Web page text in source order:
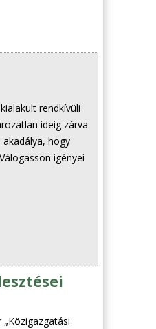
rendkívüli
ideig zárva
hogy
igényei